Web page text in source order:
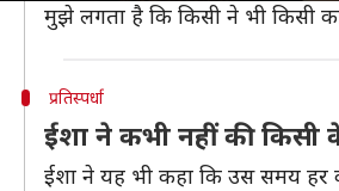
मुझे लगता है कि किसी ने भी किसी
प्रतिस्पर्धा
ईशा ने कभी नहीं की किसी के
ईशा ने यह भी कहा कि उस समय हर